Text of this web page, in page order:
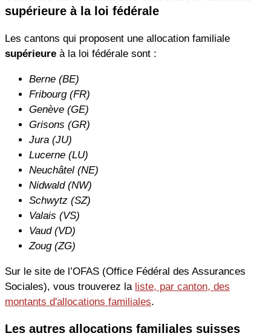
supérieure à la loi fédérale
Les cantons qui proposent une allocation familiale
supérieure à la loi fédérale sont :
Berne (BE)
Fribourg (FR)
Genève (GE)
Grisons (GR)
Jura (JU)
Lucerne (LU)
Neuchâtel (NE)
Nidwald (NW)
Schwytz (SZ)
Valais (VS)
Vaud (VD)
Zoug (ZG)
Sur le site de l’OFAS (Office Fédéral des Assurances
Sociales), vous trouverez la liste, par canton, des
montants d'allocations familiales.
Les autres allocations familiales suisses